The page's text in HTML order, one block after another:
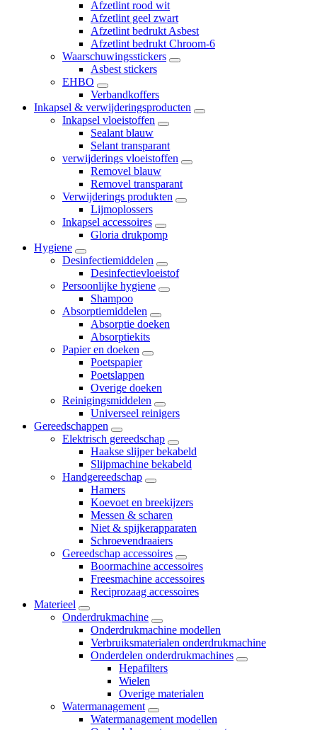
Afzetlint rood wit
Afzetlint geel zwart
Afzetlint bedrukt Asbest
Afzetlint bedrukt Chroom-6
Waarschuwingsstickers
Asbest stickers
EHBO
Verbandkoffers
Inkapsel & verwijderingsproducten
Inkapsel vloeistoffen
Sealant blauw
Selant transparant
verwijderings vloeistoffen
Removel blauw
Removel transparant
Verwijderings produkten
Lijmoplossers
Inkapsel accessoires
Gloria drukpomp
Hygiene
Desinfectiemiddelen
Desinfectievloeistof
Persoonlijke hygiene
Shampoo
Absorptiemiddelen
Absorptie doeken
Absorptiekits
Papier en doeken
Poetspapier
Poetslappen
Overige doeken
Reinigingsmiddelen
Universeel reinigers
Gereedschappen
Elektrisch gereedschap
Haakse slijper bekabeld
Slijpmachine bekabeld
Handgereedschap
Hamers
Koevoet en breekijzers
Messen & scharen
Niet & spijkerapparaten
Schroevendraaiers
Gereedschap accessoires
Boormachine accessoires
Freesmachine accessoires
Reciprozaag accessoires
Materieel
Onderdrukmachine
Onderdrukmachine modellen
Verbruiksmaterialen onderdrukmachine
Onderdelen onderdrukmachines
Hepafilters
Wielen
Overige materialen
Watermanagement
Watermanagement modellen